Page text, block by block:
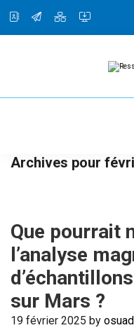
au
principal
à
barre
Archives pour
Que pourrait
l’analyse
sur Mars ?
19 février 2025 by